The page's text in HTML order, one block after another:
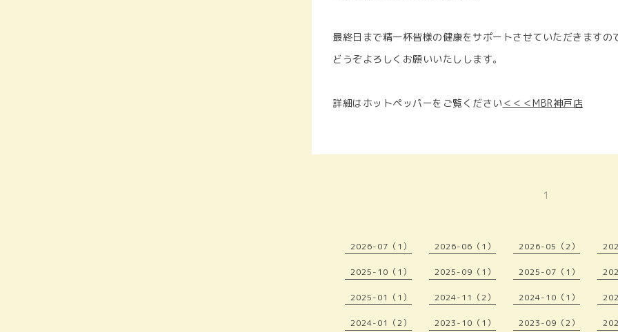
最終日まで精一杯皆様の健康をサポートさせていただきますの
どうぞよろしくお願いいたしします。
詳細はホットペッパーをご覧ください ＜＜＜MBR神戸店
1
2026-07（1） 2026-06（1） 2026-05（2）
2025-10（1） 2025-09（1） 2025-07（1）
2025-01（1） 2024-11（2） 2024-10（1）
2024-01（2） 2023-10（1） 2023-09（2）